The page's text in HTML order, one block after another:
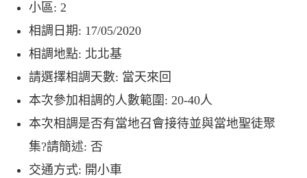
小區: 2
相調日期: 17/05/2020
相調地點: 北北基
請選擇相調天數: 當天來回
本次參加相調的人數範圍 : 20-40人
本次相調是否有當地召會接待並與當地聖徒聚
集?請簡述: 否
交通方式: 開小車